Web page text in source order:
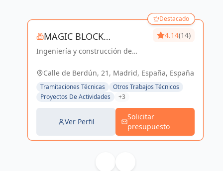
Destacado
MAGIC BLOCK
ENGINEERS
Ingeniería y construcción de
en Madrid y Sevilla La Nueva.
4.14(14)
Calle de Berdún, 21, Madrid, España, España
Tramitaciones Técnicas
Otros Trabajos Técnicos
Proyectos De Actividades
+3
Ver Perfil
Solicitar
presupuesto